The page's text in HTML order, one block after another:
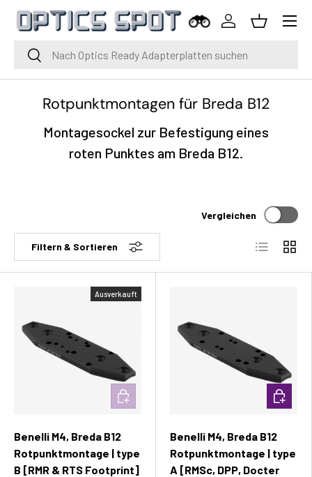
Zum Inhalt springen
SucheSuche
Einloggen
Korb
Menü
Rotpunktmontagen für Breda B12
Montagesockel zur Befestigung eines
roten Punktes am Breda B12.
Filtern & Sortieren
Vergleichen
Liste
Ausverkauft
Benelli M4, Breda B12
Rotpunktmontage | type
B [RMR & RTS Footprint]
In den Warenkorb
Benelli M4, Breda B12
Rotpunktmontage | type
A [RMSc, DPP, Docter
In den